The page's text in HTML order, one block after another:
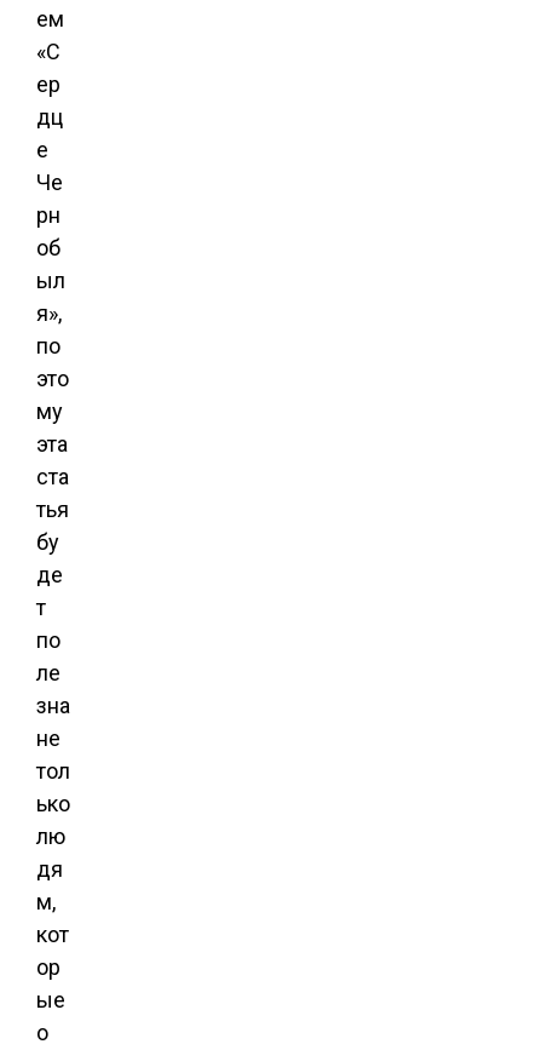
ем
«С
ер
дц
е
Че
рн
об
ыл
я»,
по
это
му
эта
ста
тья
бу
де
т
по
ле
зна
не
тол
ько
лю
дя
м,
кот
ор
ые
о